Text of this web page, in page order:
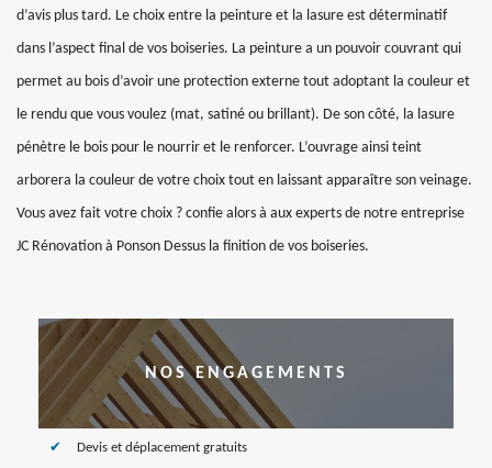
d’avis plus tard. Le choix entre la peinture et la lasure est déterminatif
dans l’aspect final de vos boiseries. La peinture a un pouvoir couvrant qui
permet au bois d’avoir une protection externe tout adoptant la couleur et
le rendu que vous voulez (mat, satiné ou brillant). De son côté, la lasure
pénètre le bois pour le nourrir et le renforcer. L’ouvrage ainsi teint
arborera la couleur de votre choix tout en laissant apparaître son veinage.
Vous avez fait votre choix ? confie alors à aux experts de notre entreprise
JC Rénovation à Ponson Dessus la finition de vos boiseries.
NOS ENGAGEMENTS
Devis et déplacement gratuits